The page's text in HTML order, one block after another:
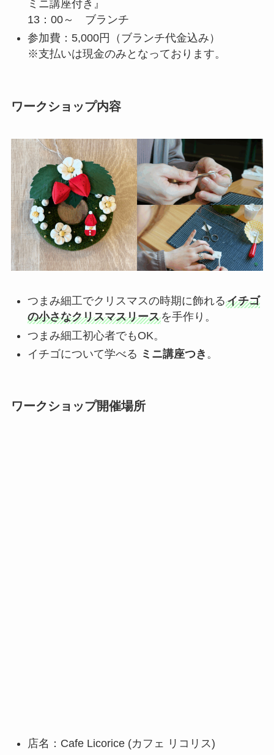
ミニ講座付き』
13：00～ ブランチ
参加費：5,000円（ブランチ代金込み）
※支払いは現金のみとなっております。
ワークショップ内容
つまみ細工でクリスマスの時期に飾れるイチゴ
の小さなクリスマスリースを手作り。
つまみ細工初心者でもOK。
イチゴについて学べる ミニ講座つき 。
ワークショップ開催場所
店名：Cafe Licorice (カフェ リコリス)